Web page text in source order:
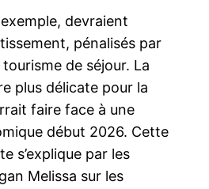
devraient
pénalisés par
de séjour. La
plus délicate pour la
faire face à une
début 2026. Cette
s’explique par les
Melissa sur les